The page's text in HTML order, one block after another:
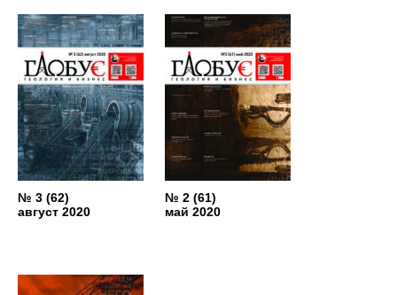
№ 3 (62)
август 2020
№ 2 (61)
май 2020